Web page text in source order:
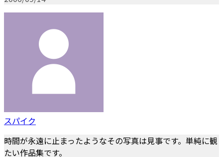
スパイク
時間が永遠に止まったようなその写真は見事です。単純に観
たい作品集です。